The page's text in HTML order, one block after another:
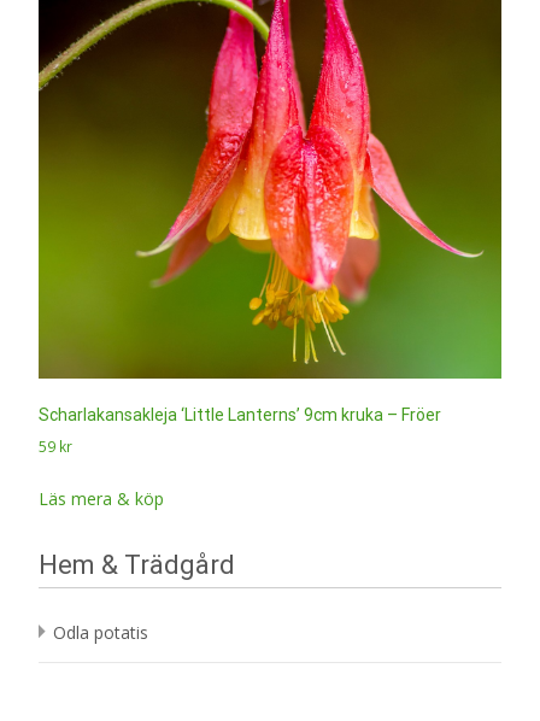
Scharlakansakleja ‘Little Lanterns’ 9cm kruka – Fröer
59 kr
Läs mera & köp
Hem & Trädgård
Odla potatis